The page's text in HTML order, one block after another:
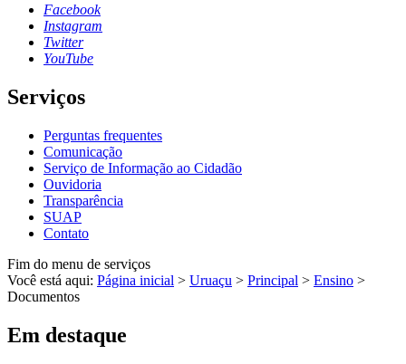
Facebook
Instagram
Twitter
YouTube
Serviços
Perguntas frequentes
Comunicação
Serviço de Informação ao Cidadão
Ouvidoria
Transparência
SUAP
Contato
Fim do menu de serviços
Você está aqui: Página inicial > Uruaçu > Principal > Ensino >
Documentos
Em destaque